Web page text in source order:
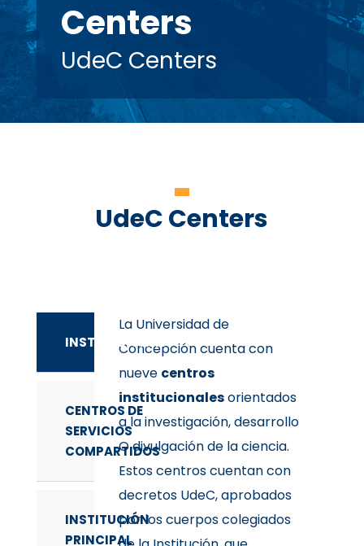
Centers
UdeC Centers
UdeC Centers
INSTITUCIONAL
CENTROS DE
SERVICIOS
COMPARTIDOS
INSTITUCIÓN
PRINCIPAL
La Universidad de
Concepción cuenta con
nueve centros
institucionalesorientados
a la investigación, desarrollo
O divulgación de la ciencia.
Estos centros cuentan con
decretos UdeC, aprobados
por los cuerpos colegiados